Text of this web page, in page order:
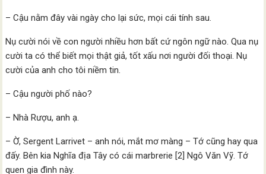
– Cậu nằm đây vài ngày cho lại sức, mọi cái tính sau.
Nụ cười nói về con người nhiều hơn bất cứ ngôn ngữ nào. Qua nụ
cười ta có thể biết mọi thật giả, tốt xấu nơi người đối thoại. Nụ
cười của anh cho tôi niềm tin.
– Cậu người phố nào?
– Nhà Rượu, anh ạ.
– Ờ, Sergent Larrivet – anh nói, mắt mơ màng – Tớ cũng hay qua
đấy. Bên kia Nghĩa địa Tây có cái marbrerie [2] Ngô Văn Vỹ. Tớ
quen gia đình này.